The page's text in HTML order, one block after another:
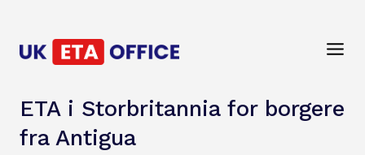
ETA i Storbritannia for borgere
fra Antigua